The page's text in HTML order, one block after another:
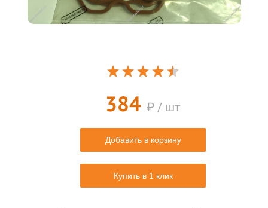
384 ₽ / шт
Добавить в корзину
Купить в 1 клик